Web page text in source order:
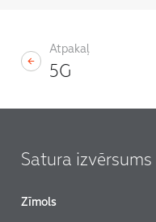
Atpakaļ
5G
Satura izvērsums
Zīmols